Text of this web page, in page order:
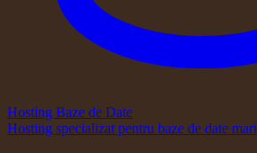
Hosting Baze de Date
Hosting specializat pentru baze de date mari